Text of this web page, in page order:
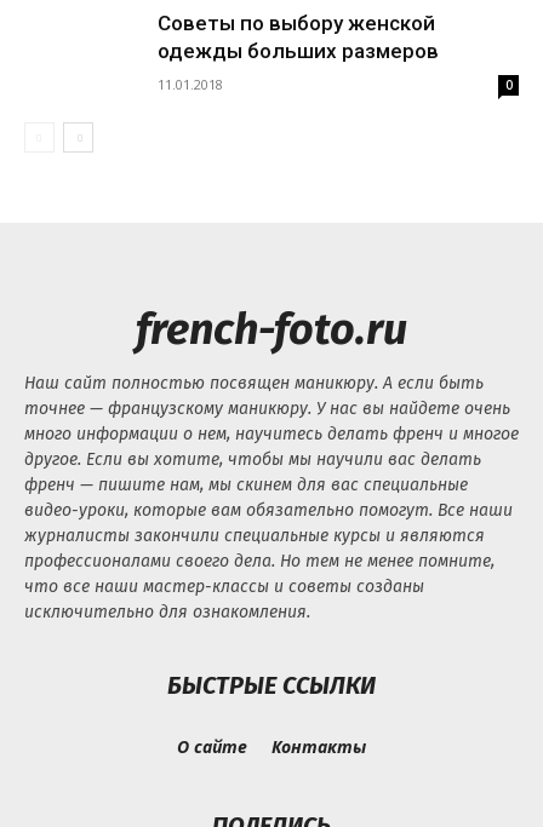
Советы по выбору женской
одежды больших размеров
11.01.2018 0
french-foto.ru
Наш сайт полностью посвящен маникюру. А если быть
точнее — французскому маникюру. У нас вы найдете очень
много информации о нем, научитесь делать френч и многое
другое. Если вы хотите, чтобы мы научили вас делать
френч — пишите нам, мы скинем для вас специальные
видео-уроки, которые вам обязательно помогут. Все наши
журналисты закончили специальные курсы и являются
профессионалами своего дела. Но тем не менее помните,
что все наши мастер-классы и советы созданы
исключительно для ознакомления.
БЫСТРЫЕ ССЫЛКИ
О сайте Контакты